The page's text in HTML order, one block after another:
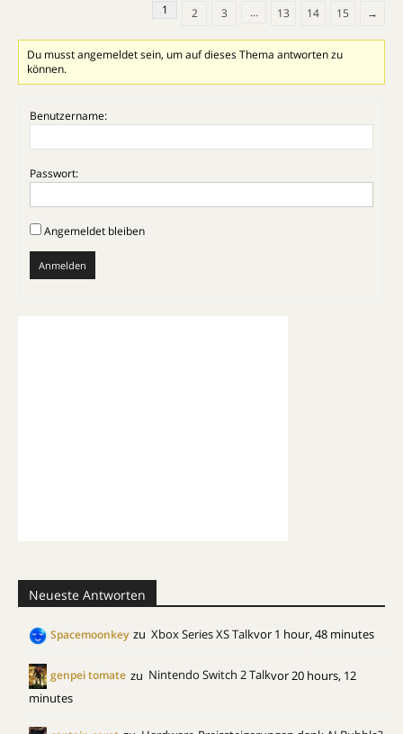
1
2 3 … 13 14 15 →
Du musst angemeldet sein, um auf dieses Thema antworten zu
können.
Benutzername:
Passwort:
Angemeldet bleiben
Anmelden
Neueste Antworten
Spacemoonkey zu Xbox Series XS Talkvor 1 hour, 48 minutes
genpei tomate zu Nintendo Switch 2 Talkvor 20 hours, 12
minutes